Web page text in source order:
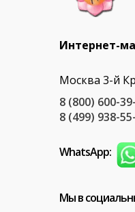
Интернет-
Москва 3-й
8 (800) 600-
8 (499) 938-
WhatsApp:
Мы в